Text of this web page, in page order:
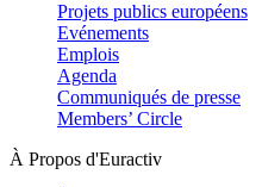
Projets publics européens
Evénements
Emplois
Agenda
Communiqués de presse
Members’ Circle
À Propos d'Euractiv